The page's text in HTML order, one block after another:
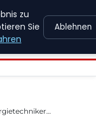
JOBS
zu
Sie
Ablehnen